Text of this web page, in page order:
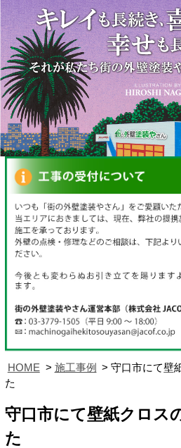
HOME 施工事例
守口市にて壁
た
守口市にて壁紙クロス
た